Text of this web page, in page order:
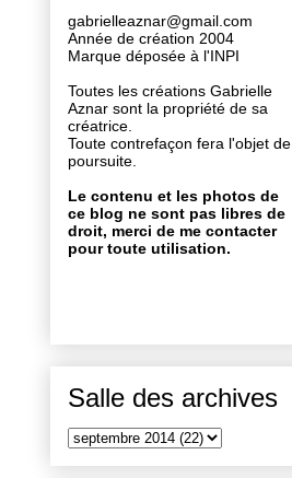
gabrielleaznar@gmail.com
Année de création 2004
Marque déposée à l'INPI
Toutes les créations Gabrielle
Aznar sont la propriété de sa
créatrice.
Toute contrefaçon fera l'objet de
poursuite.
Le contenu et les photos de
ce blog ne sont pas libres de
droit, merci de me contacter
pour toute utilisation.
Salle des archives